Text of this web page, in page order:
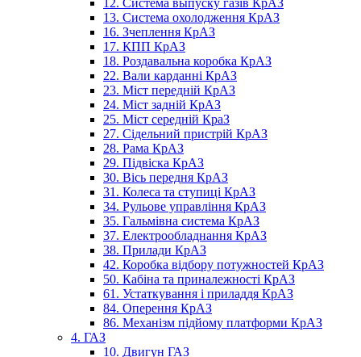
12. Система выпуску газів КрАЗ
13. Система охолодження КрАЗ
16. Зчеплення КрАЗ
17. КПП КрАЗ
18. Роздавальна коробка КрАЗ
22. Вали карданні КрАЗ
23. Міст передній КрАЗ
24. Міст задній КрАЗ
25. Міст середній КраЗ
27. Сідельний пристрій КрАЗ
28. Рама КрАЗ
29. Підвіска КрАЗ
30. Вісь передня КрАЗ
31. Колеса та ступиці КрАЗ
34. Рульове управління КрАЗ
35. Гальмівна система КрАЗ
37. Електрообладнання КрАЗ
38. Прилади КрАЗ
42. Коробка відбору потужностей КрАЗ
50. Кабіна та приналежності КрАЗ
61. Устаткування і приладдя КрАЗ
84. Оперення КрАЗ
86. Механізм підйому платформи КрАЗ
4. ГАЗ
10. Двигун ГАЗ